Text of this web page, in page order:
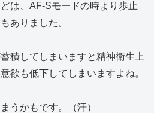
は、AF-Sモードの時より歩止
ありました。
積してしまいますと精神衛生上
欲も低下してしまいますよね。
うかもです。（汗）